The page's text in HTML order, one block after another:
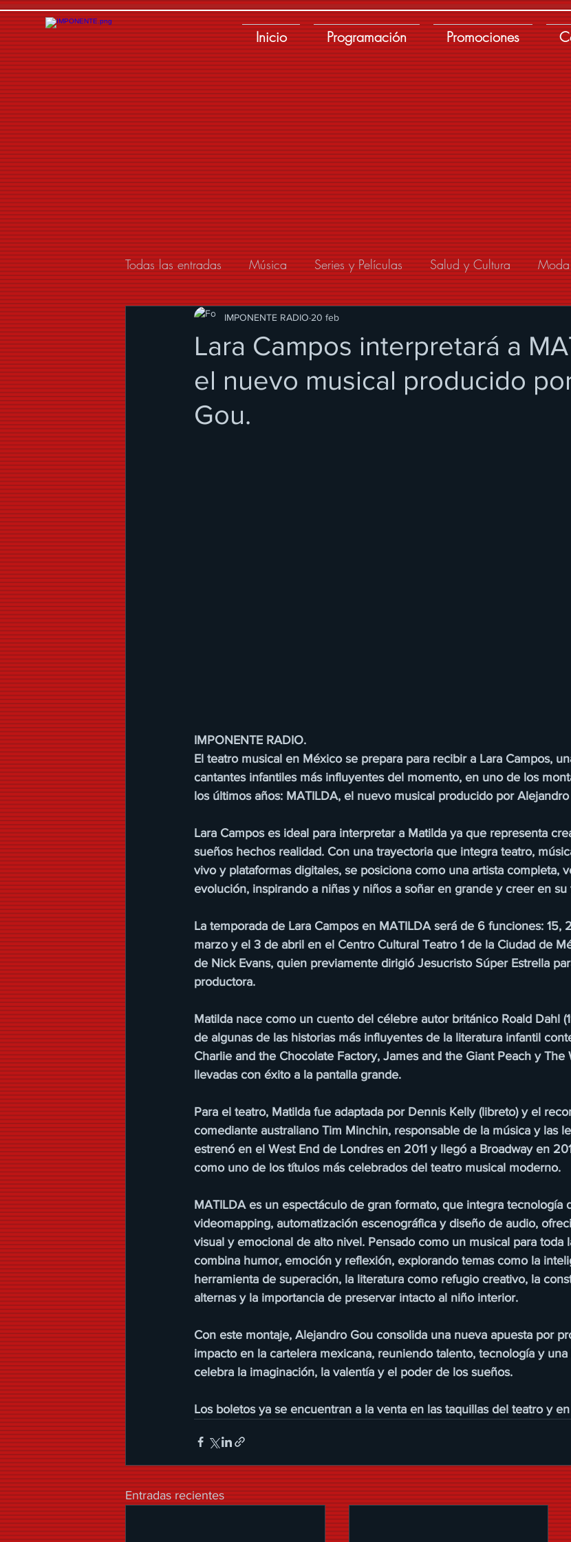
Inicio Programación Promociones
Todas las entradas Música Series y Películas Salud y Cultura Moda
Modo de Vida
Lara Campos interpretará a
el nuevo musical producido
Gou.
IMPONENTE RADIO 20 feb
IMPONENTE RADIO.
El teatro musical en México se prepara para recibir a Lara Campos,
cantantes infantiles más influyentes del momento, en uno de los
los últimos años: MATILDA, el nuevo musical producido por
Lara Campos es ideal para interpretar a Matilda ya que representa
sueños hechos realidad. Con una trayectoria que integra teatro,
vivo y plataformas digitales, se posiciona como una artista completa,
evolución, inspirando a niñas y niños a soñar en grande y creer en su
La temporada de Lara Campos en MATILDA será de 6 funciones: 15,
marzo y el 3 de abril en el Centro Cultural Teatro 1 de la Ciudad de
de Nick Evans, quien previamente dirigió Jesucristo Súper Estrella
productora.
Matilda nace como un cuento del célebre autor británico Roald Dahl
de algunas de las historias más influyentes de la literatura infantil
Charlie and the Chocolate Factory, James and the Giant Peach y The
llevadas con éxito a la pantalla grande.
Para el teatro, Matilda fue adaptada por Dennis Kelly (libreto) y el
comediante australiano Tim Minchin, responsable de la música y las
estrenó en el West End de Londres en 2011 y llegó a Broadway en
como uno de los títulos más celebrados del teatro musical moderno.
MATILDA es un espectáculo de gran formato, que integra tecnología
videomapping, automatización escenográfica y diseño de audio,
visual y emocional de alto nivel. Pensado como un musical para toda
combina humor, emoción y reflexión, explorando temas como la
herramienta de superación, la literatura como refugio creativo, la
alternas y la importancia de preservar intacto al niño interior.
Con este montaje, Alejandro Gou consolida una nueva apuesta por
impacto en la cartelera mexicana, reuniendo talento, tecnología y
celebra la imaginación, la valentía y el poder de los sueños.
Los boletos ya se encuentran a la venta en las taquillas del teatro y
Entradas recientes